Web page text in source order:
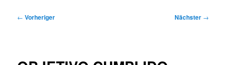
Beitragsnavigation
← Vorheriger Nächster →